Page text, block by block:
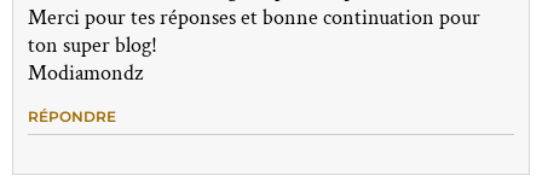
Merci pour tes réponses et bonne continuation pour
ton super blog!
Modiamondz
RÉPONDRE